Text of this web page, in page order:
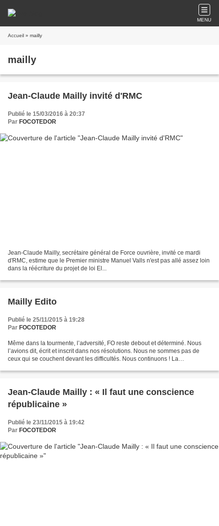
MENU
Accueil » mailly
mailly
Jean-Claude Mailly invité d'RMC
Publié le 15/03/2016 à 20:37
Par FOCOTEDOR
Jean-Claude Mailly, secrétaire général de Force ouvrière, invité ce mardi
d'RMC, estime que le Premier ministre Manuel Valls n'est pas allé assez loin
dans la réécriture du projet de loi El...
Mailly Edito
Publié le 25/11/2015 à 19:28
Par FOCOTEDOR
Même dans la tourmente, l’adversité, FO reste debout et déterminé. Nous
l’avions dit, écrit et inscrit dans nos résolutions. Nous ne sommes pas de
ceux qui se couchent devant les difficultés. Nous continuons ! La
Jean-Claude Mailly : « Il faut une conscience
républicaine »
Publié le 23/11/2015 à 19:42
Par FOCOTEDOR